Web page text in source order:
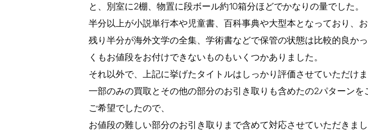
と、別室に2棚、物置に段ボール約10箱分ほどでかなりの量でした。
半分以上が小説単行本や児童書、百科事典や大型本となっており、
残り半分が海外文学の全集、学術書などで保管の状態は比較的良か
くもお値段をお付けできないものもいくつかありました。
それ以外で、上記に挙げたタイトルはしっかり評価させていただけま
一部のみの買取とその他の部分のお引き取りも含めたの2パターン
ご希望でしたので、
お値段の難しい部分のお引き取りまで含めて対応させていただきまし